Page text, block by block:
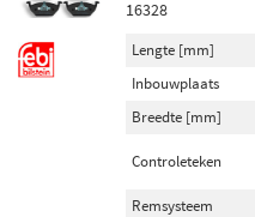
16328
Lengte [mm]
Inbouwplaats
Breedte [mm]
Controleteken
Remsysteem